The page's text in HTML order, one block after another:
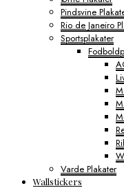
Pindsvine
Rio de Janeiro
Sportsplakater
Varde Plakater
Wallstickers